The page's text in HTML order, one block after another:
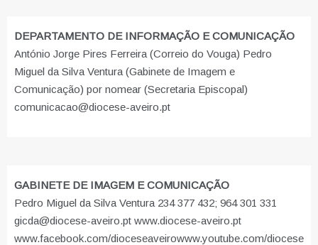
DEPARTAMENTO DE INFORMAÇÃO E COMUNICAÇÃO
António Jorge Pires Ferreira (Correio do Vouga) Pedro
Miguel da Silva Ventura (Gabinete de Imagem e
Comunicação) por nomear (Secretaria Episcopal)
comunicacao@diocese-aveiro.pt
GABINETE DE IMAGEM E COMUNICAÇÃO
Pedro Miguel da Silva Ventura 234 377 432; 964 301 331
gicda@diocese-aveiro.pt www.diocese-aveiro.pt
www.facebook.com/dioceseaveirowww.youtube.com/diocese